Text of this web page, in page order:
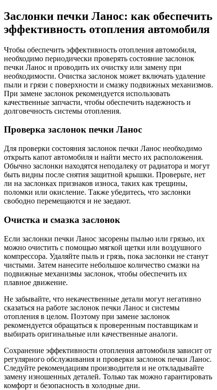
Заслонки печки Ланос: как обеспечить
эффективность отопления автомобиля
Чтобы обеспечить эффективность отопления автомобиля,
необходимо периодически проверять состояние заслонок
печки Ланос и проводить их очистку или замену при
необходимости. Очистка заслонок может включать удаление
пыли и грязи с поверхности и смазку подвижных механизмов.
При замене заслонок рекомендуется использовать
качественные запчасти, чтобы обеспечить надежность и
долговечность системы отопления.
Проверка заслонок печки Ланос
Для проверки состояния заслонок печки Ланос необходимо
открыть капот автомобиля и найти место их расположения.
Обычно заслонки находятся неподалеку от радиатора и могут
быть видны после снятия защитной крышки. Проверьте, нет
ли на заслонках признаков износа, таких как трещины,
поломки или окисление. Также убедитесь, что заслонки
свободно перемещаются и не заедают.
Очистка и смазка заслонок
Если заслонки печки Ланос засорены пылью или грязью, их
можно очистить с помощью мягкой щетки или воздушного
компрессора. Удаляйте пыль и грязь, пока заслонки не станут
чистыми. Затем нанесите небольшое количество смазки на
подвижные механизмы заслонок, чтобы обеспечить их
плавное движение.
Не забывайте, что некачественные детали могут негативно
сказаться на работе заслонок печки Ланос и системы
отопления в целом. Поэтому при замене заслонок
рекомендуется обращаться к проверенным поставщикам и
выбирать оригинальные или качественные аналоги.
Сохранение эффективности отопления автомобиля зависит от
регулярного обслуживания и проверки заслонок печки Ланос.
Следуйте рекомендациям производителя и не откладывайте
замену изношенных деталей. Только так можно гарантировать
комфорт и безопасность в холодные дни.